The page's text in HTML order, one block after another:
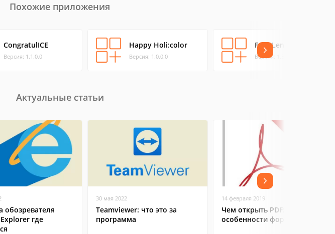
Похожие приложения
CongratulICE
Версия: 1.1.0.0
Happy Holi:color
Версия: 1.0.0.0
Face Lens
Версия: 1.5.0.0
Актуальные статьи
обозревателя
где
30 мая 2022
Teamviewer: что это за
программа
14 февраля 2019
Чем открыть PDF:
особенности формата